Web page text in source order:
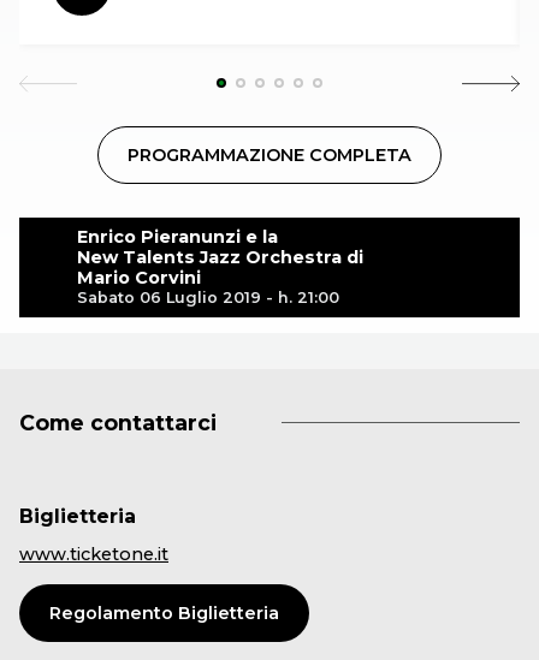
Enrico Pieranunzi e la
New Talents Jazz Orchestra di
Mario Corvini
Sabato 06 Luglio 2019 - h. 21:00
PROGRAMMAZIONE COMPLETA
Come contattarci
Biglietteria
www.ticketone.it
Regolamento Biglietteria